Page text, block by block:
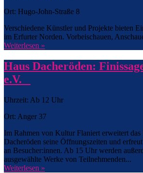
Ort: Hugo-John-Straße 8
Verschiedene Künstler und Projekte bieten
im Erfurter Norden. Vorbeischauen,
Weiterlesen »
Haus Dacheröden:
e.V.
Uhrzeit: Ab 12 Uhr
Ort: Anger 37
Im Rahmen von Kultur Flaniert erweitert
Dacheröden seine Öffnungszeiten und
an Besucher:innen. Ab 15 Uhr werden
ausgewählte Werke von Teilnehmenden...
Weiterlesen »